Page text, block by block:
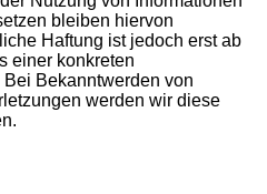
bleiben hiervon
Haftung ist jedoch erst ab
einer konkreten
Bekanntwerden von
werden wir diese